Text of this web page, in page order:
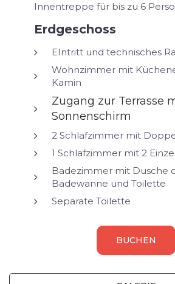
Innentreppe für bis zu 6
Erdgeschoss
EIntritt und technisches
Wohnzimmer mit
Kamin
Zugang zur Terrasse
Sonnenschirm
2 Schlafzimmer mit
1 Schlafzimmer mit 2
Badezimmer mit Dusche
Badewanne und Toilette
Separate Toilette
BUCHEN